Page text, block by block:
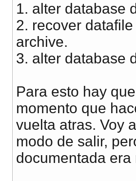
1. alter database
2. recover
archive.
3. alter database
Para esto hay
momento que
vuelta atras. Voy
modo de salir,
documentada